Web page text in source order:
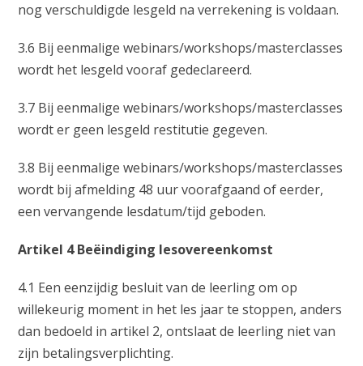
nog verschuldigde lesgeld na verrekening is voldaan.
3.6 Bij eenmalige webinars/workshops/masterclasses
wordt het lesgeld vooraf gedeclareerd.
3.7 Bij eenmalige webinars/workshops/masterclasses
wordt er geen lesgeld restitutie gegeven.
3.8 Bij eenmalige webinars/workshops/masterclasses
wordt bij afmelding 48 uur voorafgaand of eerder,
een vervangende lesdatum/tijd geboden.
Artikel 4 Beëindiging lesovereenkomst
4.1 Een eenzijdig besluit van de leerling om op
willekeurig moment in het les jaar te stoppen, anders
dan bedoeld in artikel 2, ontslaat de leerling niet van
zijn betalingsverplichting.